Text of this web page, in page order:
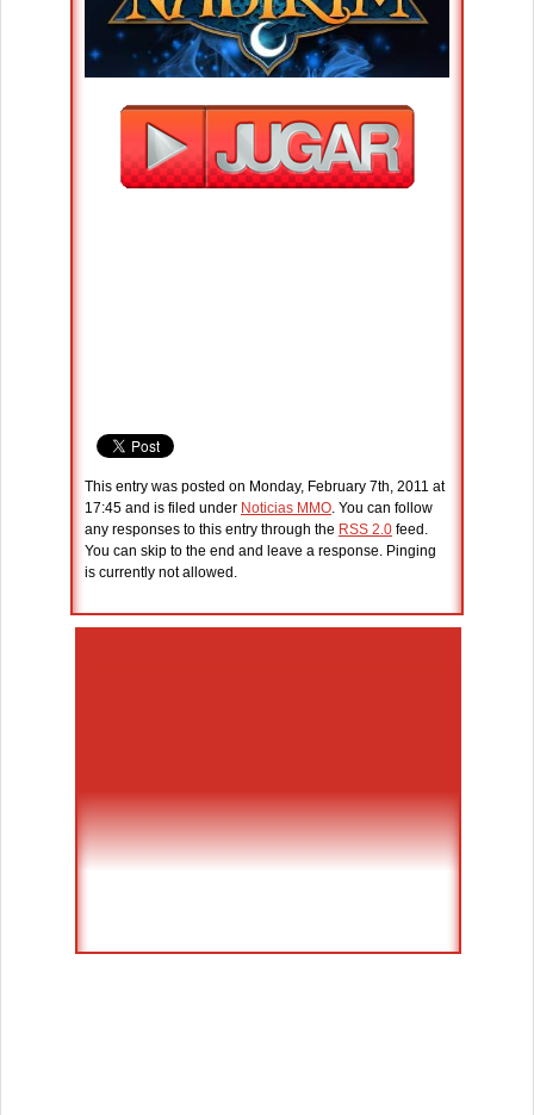
This entry was posted on Monday, February 7th, 2011 at
17:45 and is filed under Noticias MMO. You can follow
any responses to this entry through the RSS 2.0 feed.
You can skip to the end and leave a response. Pinging
is currently not allowed.